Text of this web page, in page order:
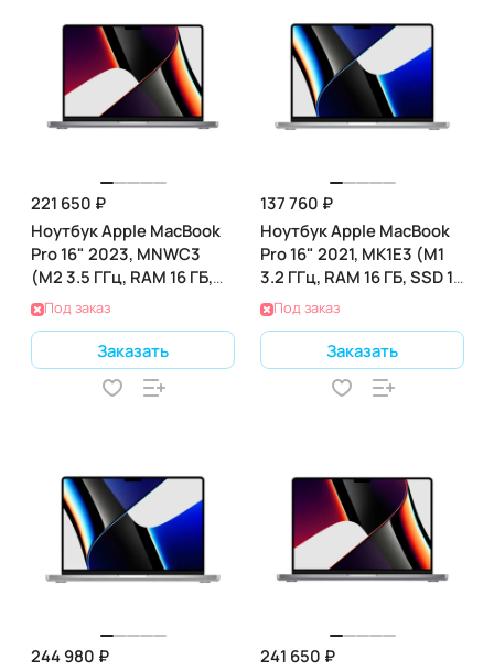
221 650 ₽
Ноутбук Apple MacBook
Pro 16" 2023, MNWC3
(M2 3.5 ГГц, RAM 16 ГБ,
SSD 512 ГБ), Gray
Под заказ
Заказать
137 760 ₽
Ноутбук Apple MacBook
Pro 16" 2021, MK1E3 (M1
3.2 ГГц, RAM 16 ГБ, SSD 1
ТБ), Silver
Под заказ
Заказать
244 980 ₽
241 650 ₽